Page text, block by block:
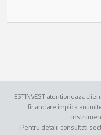
ESTINVEST atentioneaza
financiare implica
Pentru detalii consultati